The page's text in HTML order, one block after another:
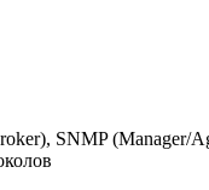
SNMP (Manager/